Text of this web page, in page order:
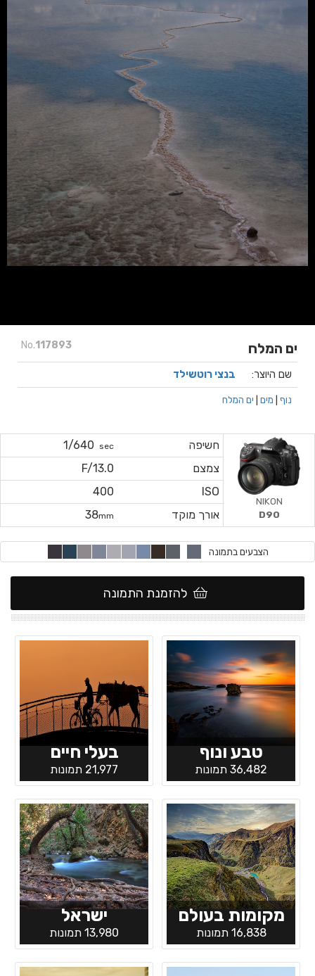
No.117893 ים המלח
שם היוצר: בנצי רוטשילד
נוף מים ים המלח
חשיפה sec
1/640
צמצם
F/13.0
ISO
400
אורך מוקד
38mm
NIKON
D90
הצבעים בתמונה
להזמנת התמונה
טבע ונוף
36,482 תמונות
בעלי חיים
21,977 תמונות
מקומות בעולם
16,838 תמונות
ישראל
13,980 תמונות